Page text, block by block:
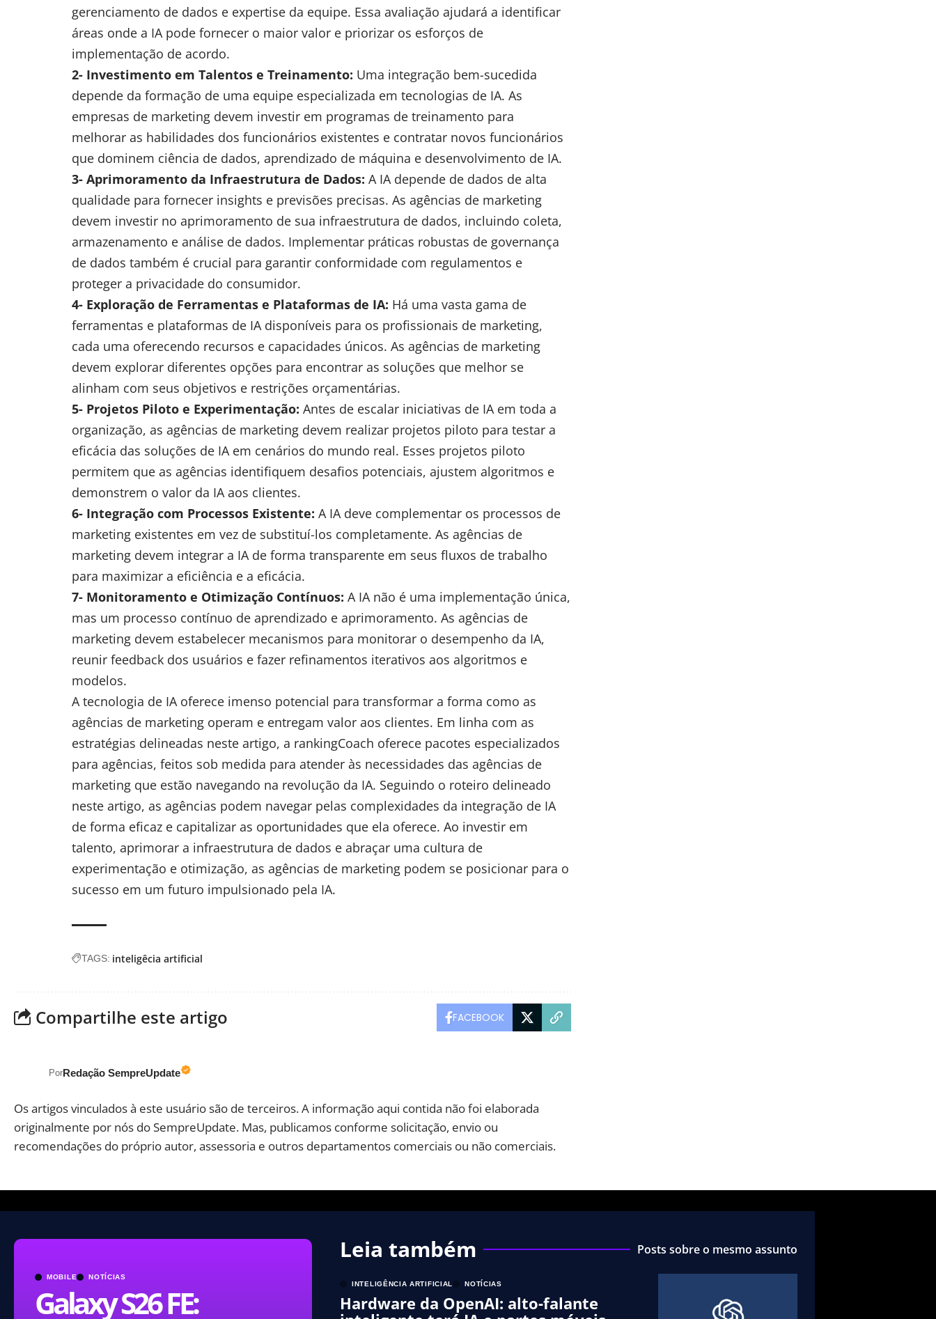
gerenciamento de dados e expertise da equipe. Essa avaliação ajudará a identificar
áreas onde a IA pode fornecer o maior valor e priorizar os esforços de
implementação de acordo.
2- Investimento em Talentos e Treinamento: Uma integração bem-sucedida
depende da formação de uma equipe especializada em tecnologias de IA. As
empresas de marketing devem investir em programas de treinamento para
melhorar as habilidades dos funcionários existentes e contratar novos funcionários
que dominem ciência de dados, aprendizado de máquina e desenvolvimento de IA.
3- Aprimoramento da Infraestrutura de Dados: A IA depende de dados de alta
qualidade para fornecer insights e previsões precisas. As agências de marketing
devem investir no aprimoramento de sua infraestrutura de dados, incluindo coleta,
armazenamento e análise de dados. Implementar práticas robustas de governança
de dados também é crucial para garantir conformidade com regulamentos e
proteger a privacidade do consumidor.
4- Exploração de Ferramentas e Plataformas de IA: Há uma vasta gama de
ferramentas e plataformas de IA disponíveis para os profissionais de marketing,
cada uma oferecendo recursos e capacidades únicos. As agências de marketing
devem explorar diferentes opções para encontrar as soluções que melhor se
alinham com seus objetivos e restrições orçamentárias.
5- Projetos Piloto e Experimentação: Antes de escalar iniciativas de IA em toda a
organização, as agências de marketing devem realizar projetos piloto para testar a
eficácia das soluções de IA em cenários do mundo real. Esses projetos piloto
permitem que as agências identifiquem desafios potenciais, ajustem algoritmos e
demonstrem o valor da IA aos clientes.
6- Integração com Processos Existente: A IA deve complementar os processos de
marketing existentes em vez de substituí-los completamente. As agências de
marketing devem integrar a IA de forma transparente em seus fluxos de trabalho
para maximizar a eficiência e a eficácia.
7- Monitoramento e Otimização Contínuos: A IA não é uma implementação única,
mas um processo contínuo de aprendizado e aprimoramento. As agências de
marketing devem estabelecer mecanismos para monitorar o desempenho da IA,
reunir feedback dos usuários e fazer refinamentos iterativos aos algoritmos e
modelos.
A tecnologia de IA oferece imenso potencial para transformar a forma como as
agências de marketing operam e entregam valor aos clientes. Em linha com as
estratégias delineadas neste artigo, a rankingCoach oferece pacotes especializados
para agências, feitos sob medida para atender às necessidades das agências de
marketing que estão navegando na revolução da IA. Seguindo o roteiro delineado
neste artigo, as agências podem navegar pelas complexidades da integração de IA
de forma eficaz e capitalizar as oportunidades que ela oferece. Ao investir em
talento, aprimorar a infraestrutura de dados e abraçar uma cultura de
experimentação e otimização, as agências de marketing podem se posicionar para o
sucesso em um futuro impulsionado pela IA.
TAGS: inteligêcia artificial
Compartilhe este artigo FACEBOOK
PorRedação SempreUpdate
Os artigos vinculados à este usuário são de terceiros. A informação aqui contida não foi elaborada
originalmente por nós do SempreUpdate. Mas, publicamos conforme solicitação, envio ou
recomendações do próprio autor, assessoria e outros departamentos comerciais ou não comerciais.
MOBILE NOTÍCIAS
Galaxy S26 FE:
Leia também Posts sobre o mesmo assunto
INTELIGÊNCIA ARTIFICIAL NOTÍCIAS
Hardware da OpenAI: alto-falante